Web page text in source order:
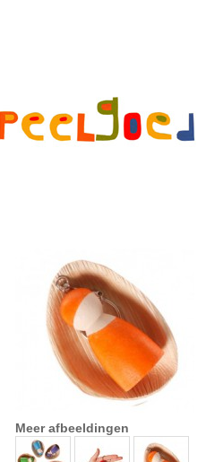
Meer afbeeldingen